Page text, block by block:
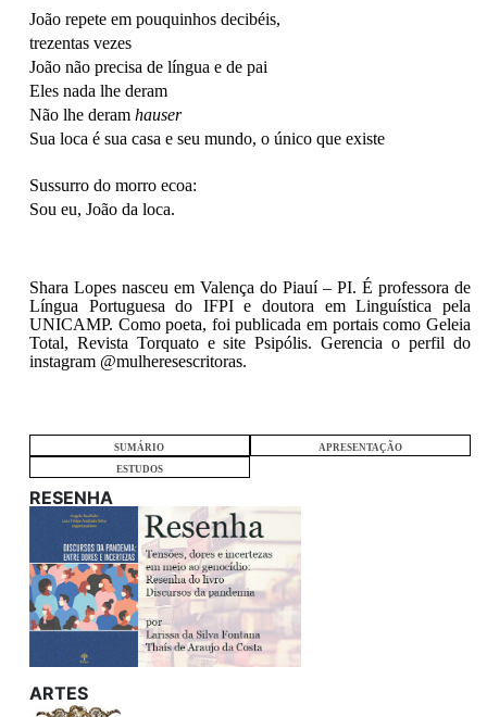
João repete em pouquinhos decibéis,
trezentas vezes
João não precisa de língua e de pai
Eles nada lhe deram
Não lhe deram hauser
Sua loca é sua casa e seu mundo, o único que existe
Sussurro do morro ecoa:
Sou eu, João da loca.
Shara Lopes nasceu em Valença do Piauí – PI. É professora de
Língua Portuguesa do IFPI e doutora em Linguística pela
UNICAMP. Como poeta, foi publicada em portais como Geleia
Total, Revista Torquato e site Psipólis. Gerencia o perfil do
instagram @mulheresescritoras.
SUMÁRIO
APRESENTAÇÃO
ESTUDOS
RESENHA
ARTES